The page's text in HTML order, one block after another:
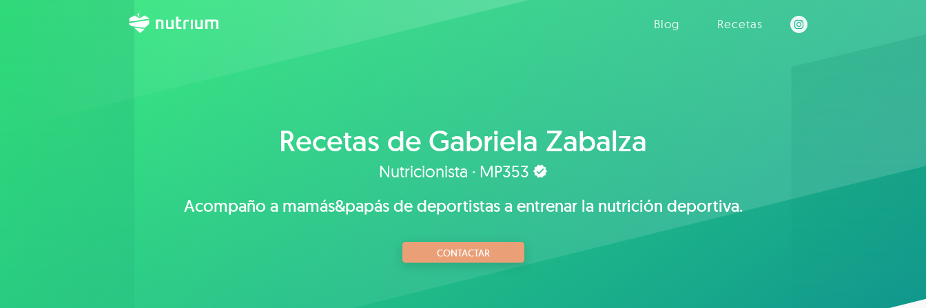
Blog Recetas
Recetas de Gabriela Zabalza
Nutricionista · MP353
Acompaño a mamás&papás de deportistas a entrenar la nutrición deportiva.
CONTACTAR